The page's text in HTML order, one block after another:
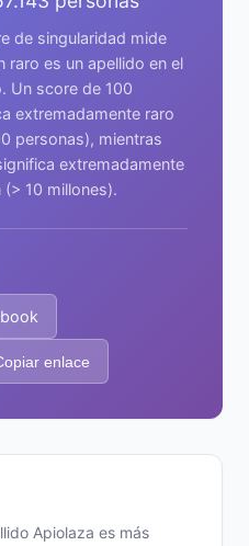
de singularidad mide
raro es un apellido en el
Un score de 100
extremadamente raro
personas), mientras
extremadamente
(> 10 millones).
enlace
Apiolaza es más